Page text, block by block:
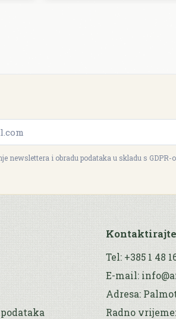
newslettera i obradu podataka u skladu s GDPR-
Tel: +385 1 48
E-mail:
Adresa:
Radno